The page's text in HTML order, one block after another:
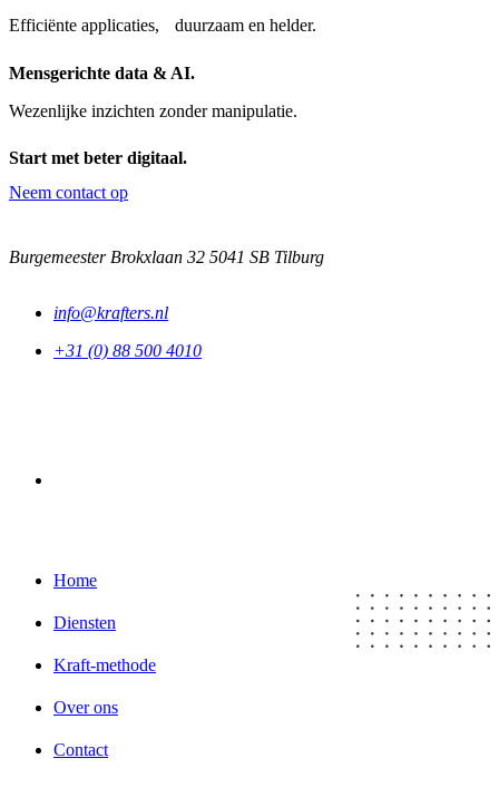
Efficiënte applicaties, duurzaam en helder.
Mensgerichte data & AI.
Wezenlijke inzichten zonder manipulatie.
Start met beter digitaal.
Neem contact op
Burgemeester Brokxlaan 32 5041 SB Tilburg
info@krafters.nl
+31 (0) 88 500 4010
Home
Diensten
Kraft-methode
Over ons
Contact